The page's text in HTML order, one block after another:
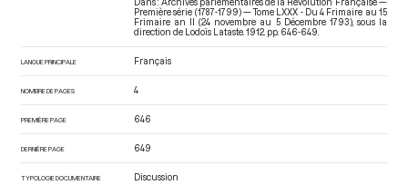
Première série (1787-1799) — Tome LXXX - Du 4 Frimaire au 15
Frimaire an II (24 novembre au 5 Décembre 1793), sous la
direction de Lodoïs Lataste. 1912. pp. 646-649.
LANGUE PRINCIPALE Français
NOMBRE DE PAGES 4
PREMIÈRE PAGE 646
DERNIÈRE PAGE 649
TYPOLOGIE DOCUMENTAIRE Discussion